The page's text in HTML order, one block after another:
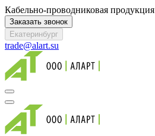
Кабельно-проводниковая продукция
Заказать звонок
Екатеринбург
trade@alart.su